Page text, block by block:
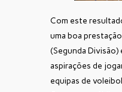
Com este
uma boa
(Segunda Divisão)
aspirações de
equipas de